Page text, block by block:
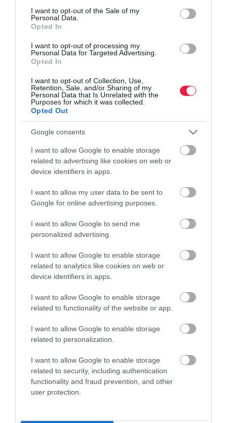
consent section.
I want to opt-out of the Sale of my
Personal Data.
Opted In
I want to opt-out of processing my
Personal Data for Targeted Advertising.
Opted In
I want to opt-out of Collection, Use,
Retention, Sale, and/or Sharing of my
Personal Data that Is Unrelated with the
Purposes for which it was collected.
Opted Out
Google consents
I want to allow Google to enable storage
related to advertising like cookies on web or
device identifiers in apps.
I want to allow my user data to be sent to
Google for online advertising purposes.
I want to allow Google to send me
personalized advertising.
I want to allow Google to enable storage
related to analytics like cookies on web or
device identifiers in apps.
I want to allow Google to enable storage
related to functionality of the website or app.
I want to allow Google to enable storage
related to personalization.
I want to allow Google to enable storage
related to security, including authentication
functionality and fraud prevention, and other
user protection.
Aggódhatnak a hazai nagypályások, ha így kerülték
ki az adófizetést
Miközben a kormány ismét átírná a bizalmi vagyonkezelés
adószabályait, egyúttal a meglévő bvk-ra is bevezetne egy
adóellenőrzési kötelezettséget. Az intézkedés az elsődlegesen